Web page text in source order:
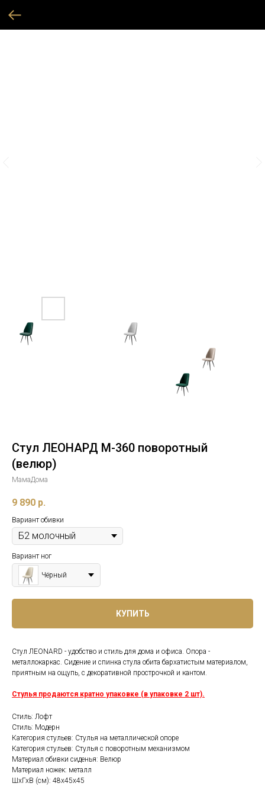
Стул ЛЕОНАРД М-360 поворотный
(велюр)
МамаДома
9 890 р.
Вариант обивки
Вариант ног
Чёрный
КУПИТЬ
Стул ЛЕОNARD - удобство и стиль для дома и офиса. Опора -
металлокаркас. Сидение и спинка стула обита бархатистым материалом,
приятным на ощупь, с декоративной прострочкой и кантом.
Стулья продаются кратно упаковке (в упаковке 2 шт).
Стиль: Лофт
Стиль: Модерн
Категория стульев: Стулья на металлической опоре
Категория стульев: Стулья с поворотным механизмом
Материал обивки сиденья: Велюр
Материал ножек: металл
ШхГхВ (см): 48х45х45